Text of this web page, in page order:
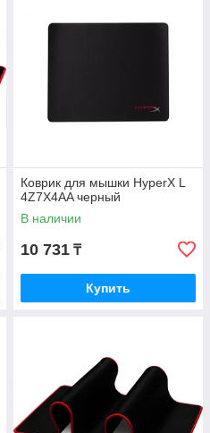
Коврик для мышки HyperX L
4Z7X4AA черный
В наличии
10 731 ₸
Купить